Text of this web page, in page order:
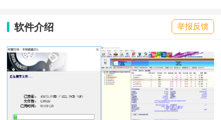
软件介绍 举报反馈